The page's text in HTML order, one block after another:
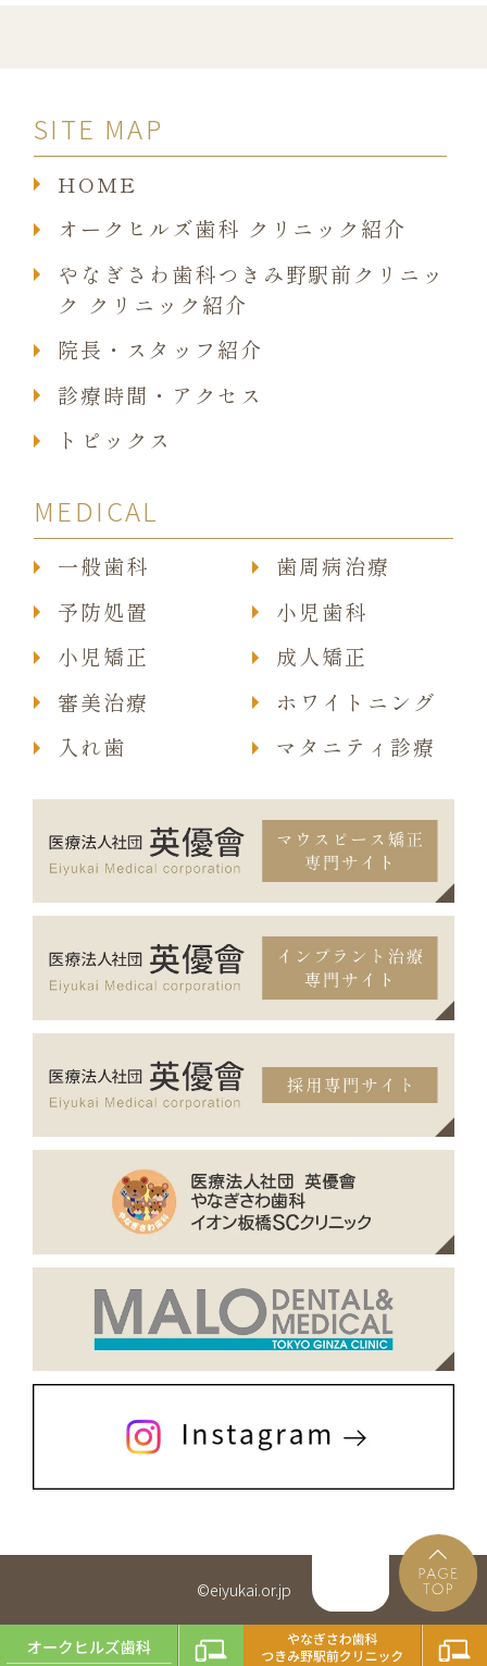
SITE MAP
HOME
オークヒルズ歯科 クリニック紹介
やなぎさわ歯科つきみ野駅前クリニッ
ク クリニック紹介
院長・スタッフ紹介
診療時間・アクセス
トピックス
MEDICAL
一般歯科
成人矯正
歯周病治療
審美治療
予防処置
ホワイトニング
小児歯科
入れ歯
小児矯正
マタニティ診療
©eiyukai.or.jp